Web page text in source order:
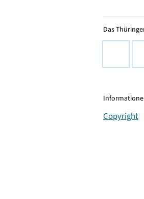
Das
Copyright